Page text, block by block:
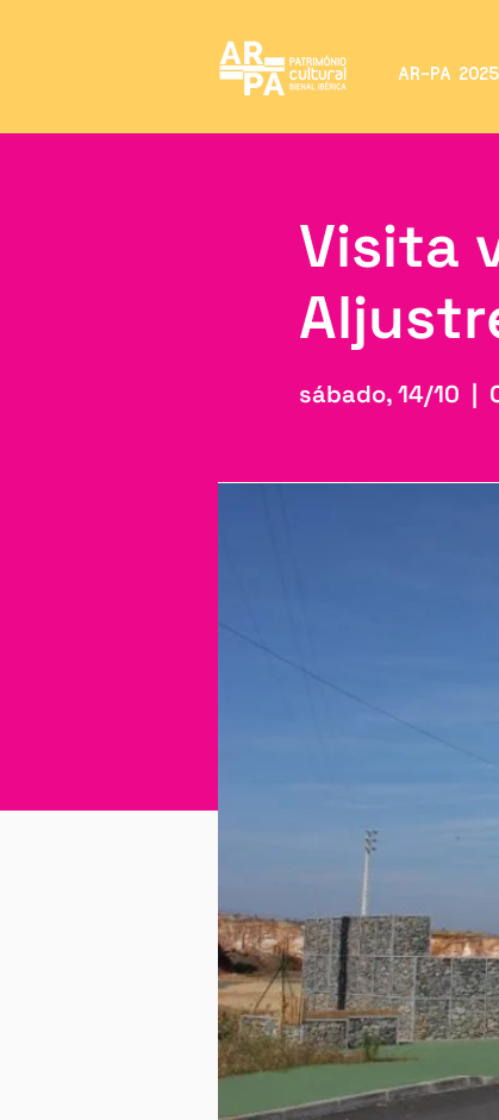
AR-PA 2025
Visita
sábado, 14/10
  |